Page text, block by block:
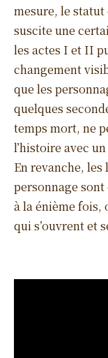
mesure, le
suscite une
les actes I et II
changement
que les
quelques
temps mort, ne
l’histoire avec
En revanche,
personnage sont
à la énième fois,
qui s’ouvrent et